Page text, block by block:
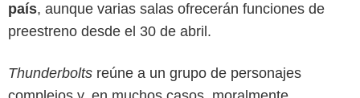
país, aunque varias salas ofrecerán funciones de
preestreno desde el 30 de abril.
Thunderbolts reúne a un grupo de personajes